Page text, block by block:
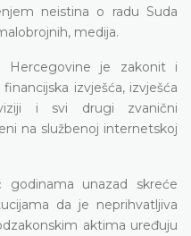
neistina o radu Suda
medija.
Hercegovine je zakonit i
izvješća, izvješća
i svi drugi zvanični
na službenoj internetskoj
unazad skreće
da je neprihvatljiva
aktima uređuju